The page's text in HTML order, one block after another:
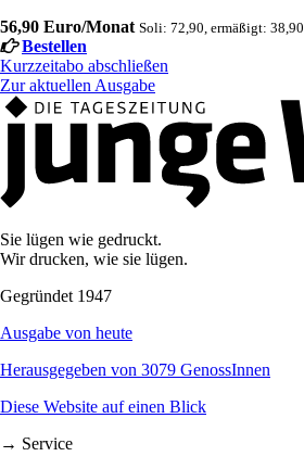
56,90 Euro/Monat Soli: 72,90, ermäßigt: 38,90
Bestellen
Kurzzeitabo abschließen
Zur aktuellen Ausgabe
Sie lügen wie gedruckt.
Wir drucken, wie sie lügen.
Gegründet 1947
Ausgabe von heute
Herausgegeben von 3079 GenossInnen
Diese Website auf einen Blick
→ Service